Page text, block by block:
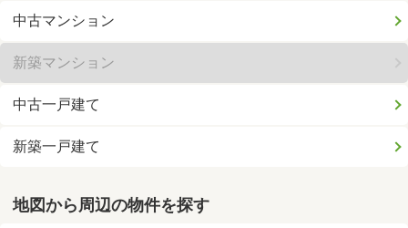
中古マンション
新築マンション
中古一戸建て
新築一戸建て
地図から周辺の物件を探す